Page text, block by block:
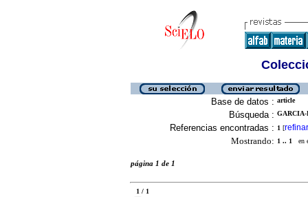
Base de datos : article
Búsqueda :
Referencias encontradas : 1 [refinar
Mostrando: 1 .. 1 en
página 1 de 1
1 / 1